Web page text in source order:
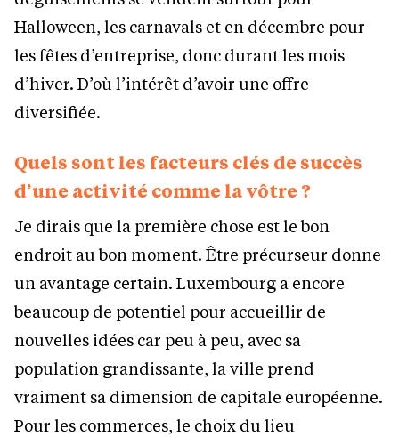
Halloween, les carnavals et en décembre pour
les fêtes d’entreprise, donc durant les mois
d’hiver. D’où l’intérêt d’avoir une offre
diversifiée.
Quels sont les facteurs clés de succès
d’une activité comme la vôtre ?
Je dirais que la première chose est le bon
endroit au bon moment. Être précurseur donne
un avantage certain. Luxembourg a encore
beaucoup de potentiel pour accueillir de
nouvelles idées car peu à peu, avec sa
population grandissante, la ville prend
vraiment sa dimension de capitale européenne.
Pour les commerces, le choix du lieu